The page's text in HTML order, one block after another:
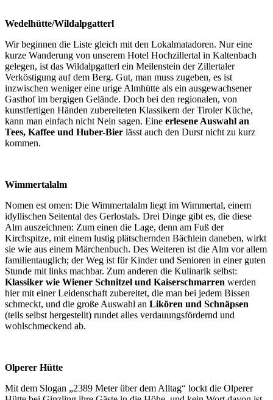
Wedelhütte/Wildalpgatterl
Wir beginnen die Liste gleich mit den Lokalmatadoren. Nur eine
kurze Wanderung von unserem Hotel Hochzillertal in Kaltenbach
gelegen, ist das Wildalpgatterl ein Meilenstein der Zillertaler
Verköstigung auf dem Berg. Gut, man muss zugeben, es ist
inzwischen weniger eine urige Almhütte als ein ausgewachsener
Gasthof im bergigen Gelände. Doch bei den regionalen, von
kunstfertigen Händen zubereiteten Klassikern der Tiroler Küche,
kann man einfach nicht Nein sagen. Eine erlesene Auswahl an
Tees, Kaffee und Huber-Bier lässt auch den Durst nicht zu kurz
kommen.
Wimmertalalm
Nomen est omen: Die Wimmertalalm liegt im Wimmertal, einem
idyllischen Seitental des Gerlostals. Drei Dinge gibt es, die diese
Alm auszeichnen: Zum einen die Lage, denn am Fuß der
Kirchspitze, mit einem lustig plätschernden Bächlein daneben, wirkt
sie wie aus einem Märchenbuch. Des Weiteren ist die Alm vor allem
familientauglich; der Weg ist für Kinder und Senioren in einer guten
Stunde mit links machbar. Zum anderen die Kulinarik selbst:
Klassiker wie Wiener Schnitzel und Kaiserschmarren werden
hier mit einer Leidenschaft zubereitet, die man bei jedem Bissen
schmeckt, und die große Auswahl an Likören und Schnäpsen
(teils selbst hergestellt) rundet alles verdauungsfördernd und
wohlschmeckend ab.
Olperer Hütte
Mit dem Slogan „2389 Meter über dem Alltag“ lockt die Olperer